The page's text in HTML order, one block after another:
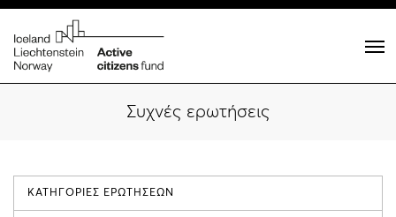
Συχνές ερωτήσεις
ΚΑΤΗΓΟΡΙΕΣ ΕΡΩΤΗΣΕΩΝ